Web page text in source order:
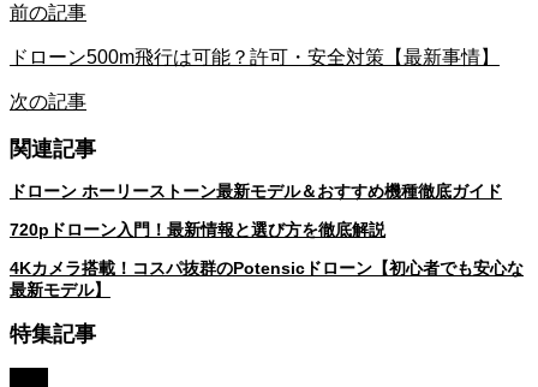
前の記事
ドローン500m飛行は可能？許可・安全対策【最新事情】
次の記事
関連記事
ドローン ホーリーストーン最新モデル＆おすすめ機種徹底ガイド
720pドローン入門！最新情報と選び方を徹底解説
4Kカメラ搭載！コスパ抜群のPotensicドローン【初心者でも安心な
最新モデル】
特集記事